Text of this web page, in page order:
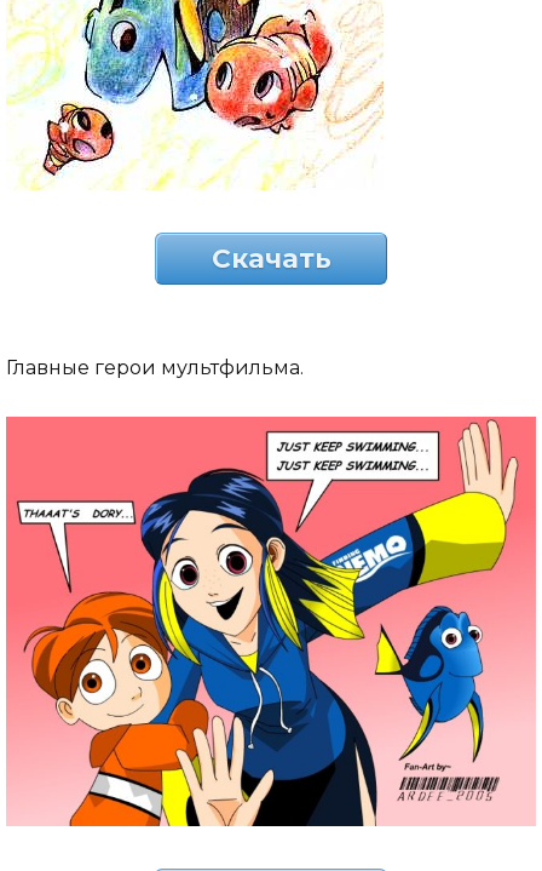
Скачать
Главные герои мультфильма.